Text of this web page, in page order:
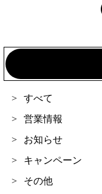
すべて
営業情報
お知らせ
キャンペーン
その他